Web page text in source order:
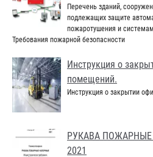
Перечень зданий,
подлежащих защите
пожаротушения и
Требования пожарной безопасности
Инструкция о
помещений.
Инструкция о закрытии
РУКАВА ПОЖАРНЫЕ
2021